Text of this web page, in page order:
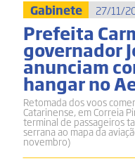
Gabinete 27/11/
Prefeita
governador
anunciam
hangar no
Retomada dos voos
Catarinense, em Correia
terminal de passageiros
serrana ao mapa da
novembro)